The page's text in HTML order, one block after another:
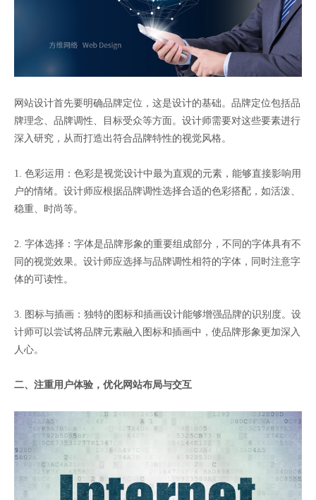
网站设计首先要明确品牌定位，这是设计的基础。品牌定位包括品
牌理念、品牌调性、目标受众等方面。设计师需要对这些要素进行
深入研究，从而打造出符合品牌特性的视觉风格。
1. 色彩运用：色彩是视觉设计中最为直观的元素，能够直接影响用
户的情绪。设计师应根据品牌调性选择合适的色彩搭配，如活泼、
稳重、时尚等。
2. 字体选择：字体是品牌形象的重要组成部分，不同的字体具有不
同的视觉效果。设计师应选择与品牌调性相符的字体，同时注意字
体的可读性。
3. 图标与插画：独特的图标和插画设计能够增强品牌的识别度。设
计师可以尝试将品牌元素融入图标和插画中，使品牌形象更加深入
人心。
二、注重用户体验，优化网站布局与交互